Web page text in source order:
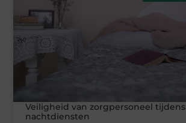
Veiligheid van zorgpersoneel tijdens
nachtdiensten